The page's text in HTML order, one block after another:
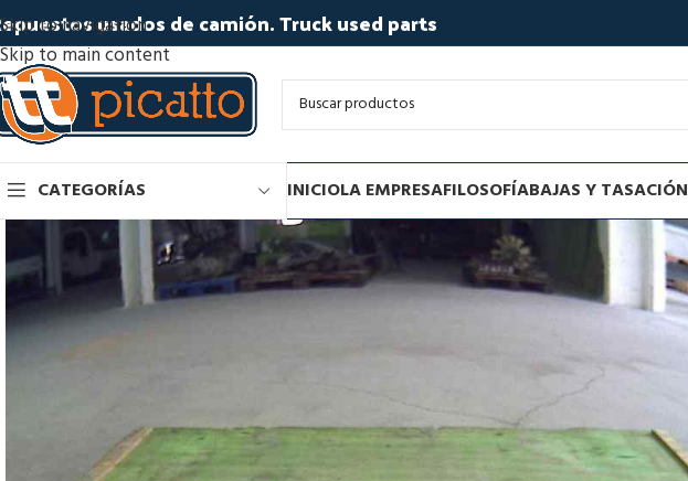
Skip to navigation
Skip to main content
usados de camión. Truck used parts
CATEGORÍAS INICIOLA EMPRESAFILOSOFÍABAJAS Y TASACIÓN